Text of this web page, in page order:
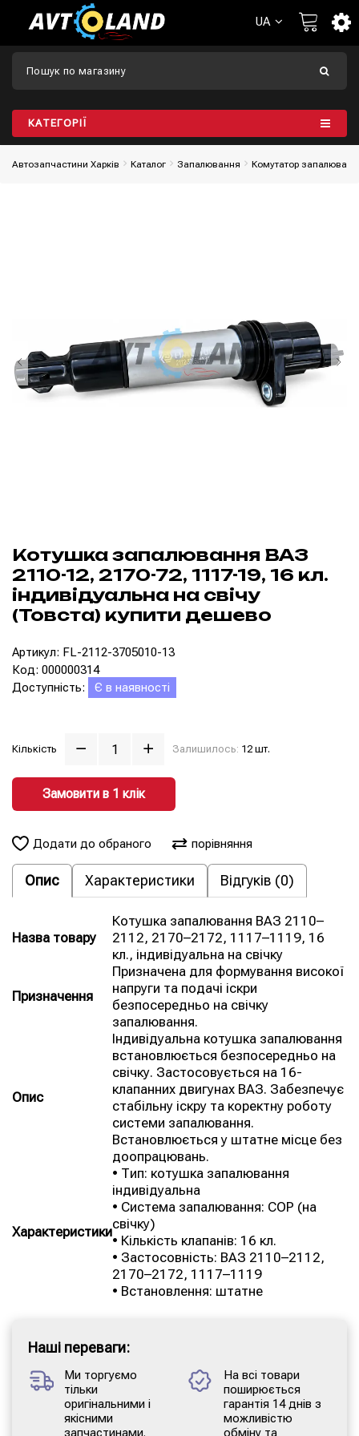
UA
КАТЕГОРІЇ
Автозапчастини Харків Каталог Запалювання Комутатор
Котушка запалювання ВАЗ
2110-12, 2170-72, 1117-19, 16 кл.
індивідуальна на свічу
(Товста) купити дешево
Артикул: FL-2112-3705010-13
Код: 000000314
Доступність:
Є в наявності
Кількість Залишилось: 12 шт.
Замовити в 1 клiк
Додати до обраного порівняння
Опис Характеристики Відгуків (0)
Назва товару
Котушка запалювання ВАЗ 2110–
2112, 2170–2172, 1117–1119, 16
кл., індивідуальна на свічку
Призначення
Призначена для формування високої
напруги та подачі іскри
безпосередньо на свічку
запалювання.
Опис
Індивідуальна котушка запалювання
встановлюється безпосередньо на
свічку. Застосовується на 16-
клапанних двигунах ВАЗ. Забезпечує
стабільну іскру та коректну роботу
системи запалювання.
Встановлюється у штатне місце без
доопрацювань.
Характеристики
• Тип: котушка запалювання
індивідуальна
• Система запалювання: COP (на
свічку)
• Кількість клапанів: 16 кл.
• Застосовність: ВАЗ 2110–2112,
2170–2172, 1117–1119
• Встановлення: штатне
Наші переваги:
Ми торгуємо
тільки
оригінальними і
якісними
запчастинами.
На всі товари
поширюється
гарантія 14 днів з
можливістю
обміну та